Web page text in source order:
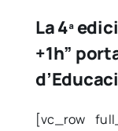
La 4ª
+1h”
[vc_row